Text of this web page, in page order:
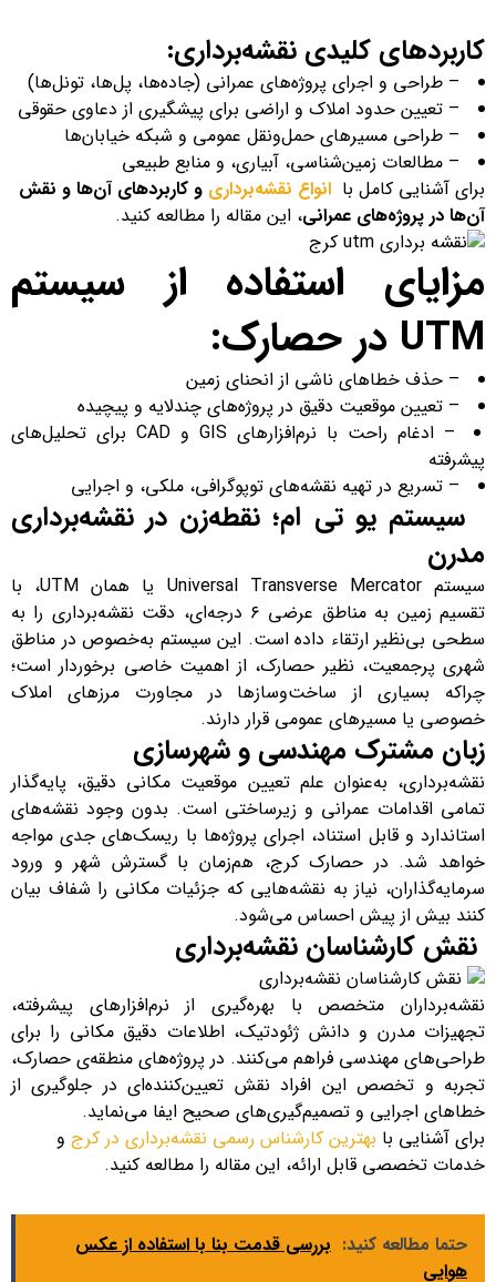
کاربردهای کلیدی نقشه‌برداری:
– طراحی و اجرای پروژه‌های عمرانی (جاده‌ها، پل‌ها، تونل‌ها)
– تعیین حدود املاک و اراضی برای پیشگیری از دعاوی حقوقی
– طراحی مسیرهای حمل‌ونقل عمومی و شبکه خیابان‌ها
– مطالعات زمین‌شناسی، آبیاری، و منابع طبیعی
برای آشنایی کامل با انواع نقشه‌برداری و کاربردهای آن‌ها و نقش
آن‌ها در پروژه‌های عمرانی، این مقاله را مطالعه کنید.
مزایای استفاده از سیستم
UTM در حصارک:
– حذف خطاهای ناشی از انحنای زمین
– تعیین موقعیت دقیق در پروژه‌های چندلایه و پیچیده
– ادغام راحت با نرم‌افزارهای GIS و CAD برای تحلیل‌های
پیشرفته
– تسریع در تهیه نقشه‌های توپوگرافی، ملکی، و اجرایی
سیستم یو تی ام؛ نقطه‌زن در نقشه‌برداری
مدرن
سیستم Universal Transverse Mercator یا همان UTM، با
تقسیم زمین به مناطق عرضی ۶ درجه‌ای، دقت نقشه‌برداری را به
سطحی بی‌نظیر ارتقاء داده است. این سیستم به‌خصوص در مناطق
شهری پرجمعیت، نظیر حصارک، از اهمیت خاصی برخوردار است؛
چراکه بسیاری از ساخت‌وسازها در مجاورت مرزهای املاک
خصوصی یا مسیرهای عمومی قرار دارند.
زبان مشترک مهندسی و شهرسازی
نقشه‌برداری، به‌عنوان علم تعیین موقعیت مکانی دقیق، پایه‌گذار
تمامی اقدامات عمرانی و زیرساختی است. بدون وجود نقشه‌های
استاندارد و قابل استناد، اجرای پروژه‌ها با ریسک‌های جدی مواجه
خواهد شد. در حصارک کرج، هم‌زمان با گسترش شهر و ورود
سرمایه‌گذاران، نیاز به نقشه‌هایی که جزئیات مکانی را شفاف بیان
کنند بیش از پیش احساس می‌شود.
نقش کارشناسان نقشه‌برداری
نقشه‌برداران متخصص با بهره‌گیری از نرم‌افزارهای پیشرفته،
تجهیزات مدرن و دانش ژئودتیک، اطلاعات دقیق مکانی را برای
طراحی‌های مهندسی فراهم می‌کنند. در پروژه‌های منطقه‌ی حصارک،
تجربه و تخصص این افراد نقش تعیین‌کننده‌ای در جلوگیری از
خطاهای اجرایی و تصمیم‌گیری‌های صحیح ایفا می‌نماید.
برای آشنایی با بهترین کارشناس رسمی نقشه‌برداری در کرج و
خدمات تخصصی قابل ارائه، این مقاله را مطالعه کنید.
حتما مطالعه کنید: بررسی قدمت بنا با استفاده از عکس
هوایی